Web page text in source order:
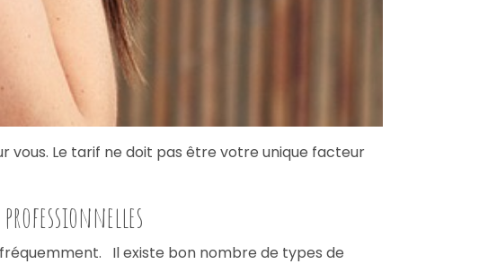
vous. Le tarif ne doit pas être votre unique facteur
Il existe bon nombre de types de